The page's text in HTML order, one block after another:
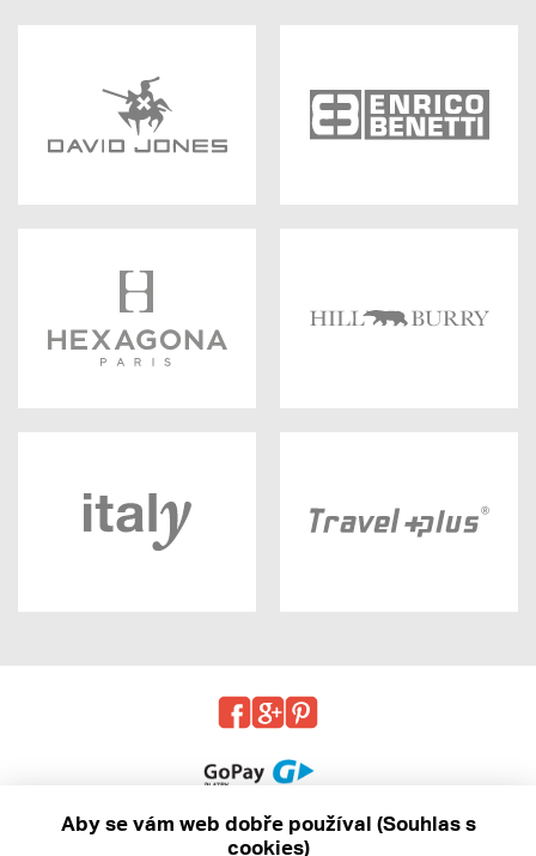
Aby se vám web dobře používal (Souhlas s
cookies)